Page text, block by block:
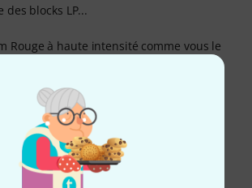
des blocks LP...
Rouge à haute intensité comme vous le
juste LP
affirmés lorsque vous jouez
que fort.
et même avec un jeu silencieux,
avec des maillets en feutre dur.